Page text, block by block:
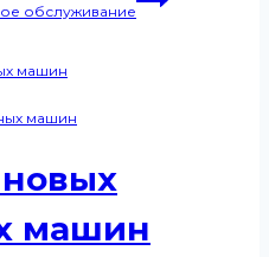
обслуживание
машин
машин